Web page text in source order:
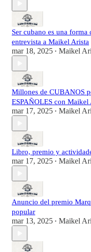
Ser cubano es una
entrevista a Maikel Arista
mar 18, 2025 • Maikel
Millones de CUBANOS
ESPAÑOLES con Maikel
mar 17, 2025 • Maikel
Libro, premio y
mar 17, 2025 • Maikel
Anuncio del premio
popular
mar 13, 2025 • Maikel